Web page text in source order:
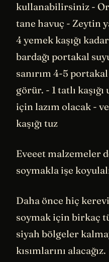
kullanabilirsiniz -
tane havuç - Zeytin
4 yemek kaşığı
bardağı portakal
sanırım 4-5
görür. - 1 tatlı
için lazım olacak -
kaşığı tuz
Eveeet malzemeler
soymakla işe
Daha önce hiç
soymak için birkaç
siyah bölgeler
kısımlarını alacağız.